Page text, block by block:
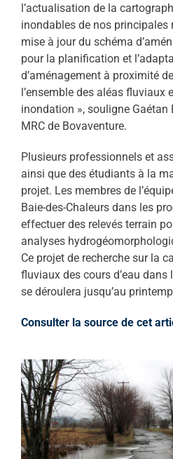
l’actualisation de la
inondables de nos principales
mise à jour du schéma
pour la planification et
d’aménagement à proximité
l’ensemble des aléas fluviaux
inondation », souligne Gaétan
MRC de Bovaventure.
Plusieurs professionnels et
ainsi que des étudiants à la
projet. Les membres de
Baie-des-Chaleurs dans les
effectuer des relevés terrain
analyses
Ce projet de recherche sur la
fluviaux des cours d’eau dans
se déroulera jusqu’au
Consulter la source de cet